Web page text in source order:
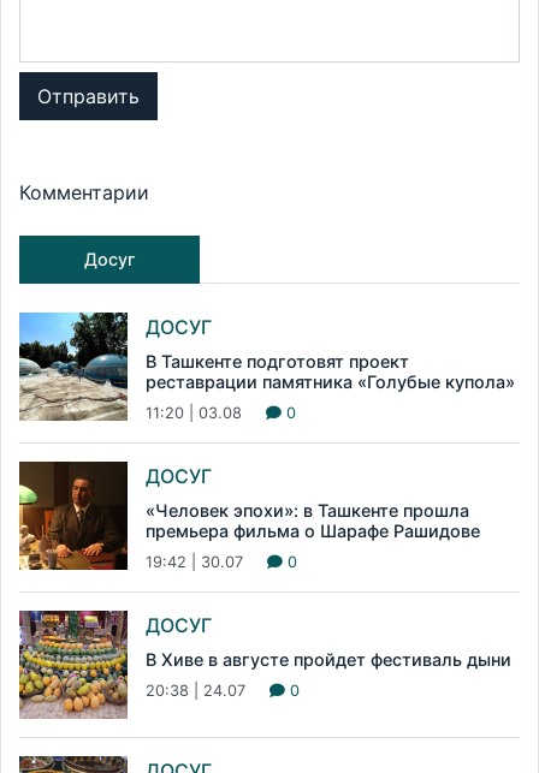
Отправить
Комментарии
Досуг
ДОСУГ
В Ташкенте подготовят проект
реставрации памятника «Голубые купола»
11:20 | 03.08 0
ДОСУГ
«Человек эпохи»: в Ташкенте прошла
премьера фильма о Шарафе Рашидове
19:42 | 30.07 0
ДОСУГ
В Хиве в августе пройдет фестиваль дыни
20:38 | 24.07 0